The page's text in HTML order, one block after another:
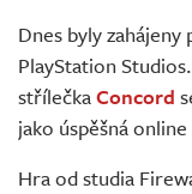
Živě
Dnes byly
PlayStation
střílečkaConcord
jako úspěšná online
Hra od studia